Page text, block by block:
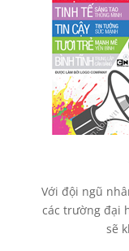
Với đội ngũ
các trường đại
sẽ